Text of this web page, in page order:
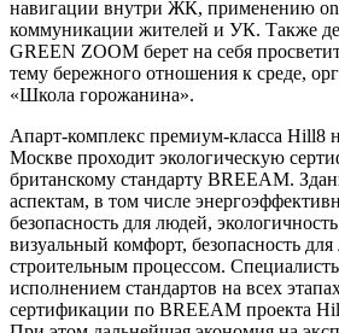
навигации внутри ЖК, применению
коммуникации жителей и УК. Также
GREEN ZOOM берет на себя
тему бережного отношения к среде,
«Школа горожанина».
Апарт-комплекс премиум-класса Hill8
Москве проходит экологическую
британскому стандарту BREEAM.
аспектам, в том числе
безопасность для людей,
визуальный комфорт, безопасность
строительным процессом.
исполнением стандартов на всех
сертификации по BREEAM проекта